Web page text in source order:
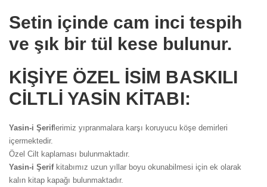
Setin içinde cam inci tespih
ve şık bir tül kese bulunur.
KİŞİYE ÖZEL İSİM BASKILI
CİLTLİ YASİN KİTABI:
Yasin-i Şeriflerimiz yıpranmalara karşı koruyucu köşe demirleri
içermektedir.
Özel Cilt kaplaması bulunmaktadır.
Yasin-i Şerifkitabımız uzun yıllar boyu okunabilmesi için ek olarak
kalın kitap kapağı bulunmaktadır.
Yorum bulunamadı..